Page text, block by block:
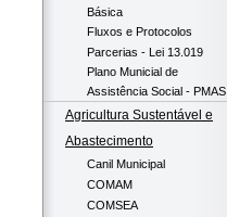
Básica
Fluxos e Protocolos
Parcerias - Lei 13.019
Plano Municial de
Assistência Social - PMAS
Agricultura Sustentável e
Abastecimento
Canil Municipal
COMAM
COMSEA